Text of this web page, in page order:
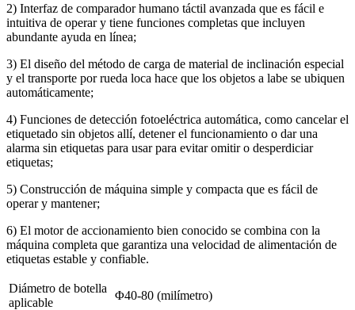
2) Interfaz de comparador humano táctil avanzada que es fácil e
intuitiva de operar y tiene funciones completas que incluyen
abundante ayuda en línea;
3) El diseño del método de carga de material de inclinación especial
y el transporte por rueda loca hace que los objetos a labe se ubiquen
automáticamente;
4) Funciones de detección fotoeléctrica automática, como cancelar el
etiquetado sin objetos allí, detener el funcionamiento o dar una
alarma sin etiquetas para usar para evitar omitir o desperdiciar
etiquetas;
5) Construcción de máquina simple y compacta que es fácil de
operar y mantener;
6) El motor de accionamiento bien conocido se combina con la
máquina completa que garantiza una velocidad de alimentación de
etiquetas estable y confiable.
Diámetro de botella
aplicable
Φ40-80 (milímetro)